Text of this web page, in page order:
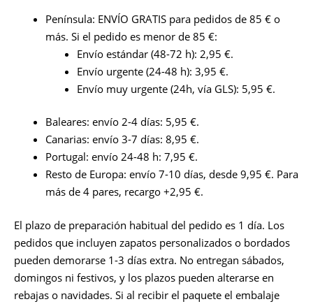
Península: ENVÍO GRATIS para pedidos de 85 € o
más. Si el pedido es menor de 85 €:
Envío estándar (48-72 h): 2,95 €.
Envío urgente (24-48 h): 3,95 €.
Envío muy urgente (24h, vía GLS): 5,95 €.
Baleares: envío 2-4 días: 5,95 €.
Canarias: envío 3-7 días: 8,95 €.
Portugal: envío 24-48 h: 7,95 €.
Resto de Europa: envío 7-10 días, desde 9,95 €. Para
más de 4 pares, recargo +2,95 €.
El plazo de preparación habitual del pedido es 1 día. Los
pedidos que incluyen zapatos personalizados o bordados
pueden demorarse 1-3 días extra. No entregan sábados,
domingos ni festivos, y los plazos pueden alterarse en
rebajas o navidades. Si al recibir el paquete el embalaje